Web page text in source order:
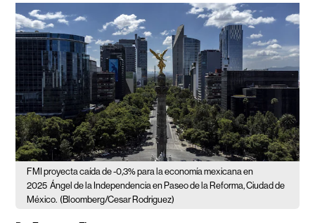
FMI proyecta caída de -0,3% para la economía mexicana en
2025 Ángel de la Independencia en Paseo de la Reforma, Ciudad de
México. (Bloomberg/Cesar Rodriguez)